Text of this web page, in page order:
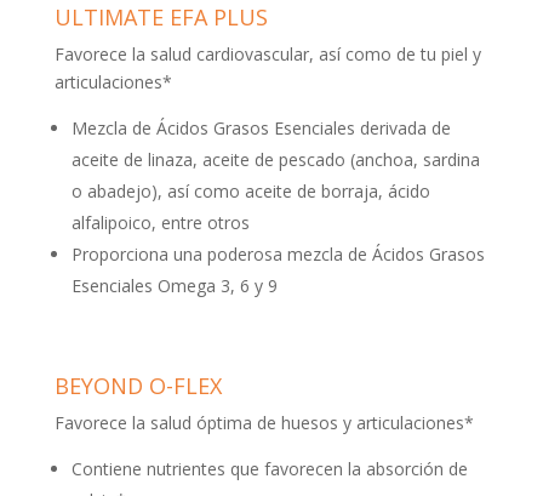
ULTIMATE EFA PLUS
Favorece la salud cardiovascular, así como de tu piel y
articulaciones*
Mezcla de Ácidos Grasos Esenciales derivada de
aceite de linaza, aceite de pescado (anchoa, sardina
o abadejo), así como aceite de borraja, ácido
alfalipoico, entre otros
Proporciona una poderosa mezcla de Ácidos Grasos
Esenciales Omega 3, 6 y 9
BEYOND O-FLEX
Favorece la salud óptima de huesos y articulaciones*
Contiene nutrientes que favorecen la absorción de